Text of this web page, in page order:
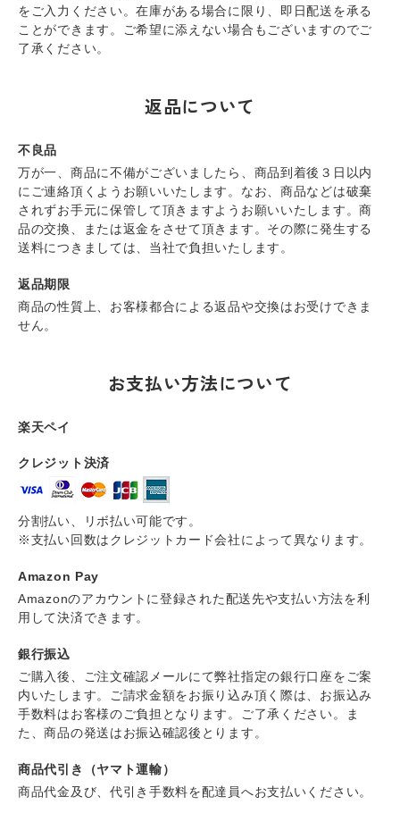
をご入力ください。在庫がある場合に限り、即日配送を承る
ことができます。ご希望に添えない場合もございますのでご
了承ください。
返品について
不良品
万が一、商品に不備がございましたら、商品到着後３日以内
にご連絡頂くようお願いいたします。なお、商品などは破棄
されずお手元に保管して頂きますようお願いいたします。商
品の交換、または返金をさせて頂きます。その際に発生する
送料につきましては、当社で負担いたします。
返品期限
商品の性質上、お客様都合による返品や交換はお受けできま
せん。
お支払い方法について
楽天ペイ
クレジット決済
分割払い、リボ払い可能です。
※支払い回数はクレジットカード会社によって異なります。
Amazon Pay
Amazonのアカウントに登録された配送先や支払い方法を利
用して決済できます。
銀行振込
ご購入後、ご注文確認メールにて弊社指定の銀行口座をご案
内いたします。ご請求金額をお振り込み頂く際は、お振込み
手数料はお客様のご負担となります。ご了承ください。ま
た、商品の発送はお振込確認後とります。
商品代引き（ヤマト運輸）
商品代金及び、代引き手数料を配達員へお支払いください。